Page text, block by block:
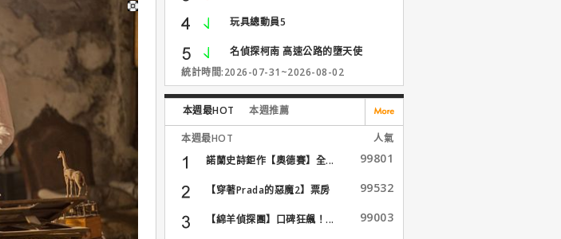
玩具總動員5
名偵探柯南 高速公路的墮天使
統計時間:2026-07-31~2026-08-02
本週最HOT 本週推薦
本週最HOT
人氣
諾蘭史詩鉅作【奧德賽】全...
99801
【穿著Prada的惡魔2】票房
99532
【綿羊偵探團】口碑狂飆！... 99003